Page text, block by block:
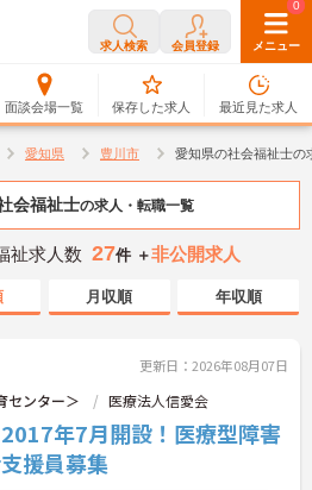
求人検索 会員登録 メニュー
面談会場一覧
0
保存した求人
0
最近見た求人
愛知県 豊川市 愛知県の社会福祉士の
会福祉士の求人・転職一覧
祉求人数 27件 ＋非公開求人
月収順 年収順
更新日：2026年08月07日
センター＞ 医療法人信愛会
2017年7月開設！医療型障害
援員募集